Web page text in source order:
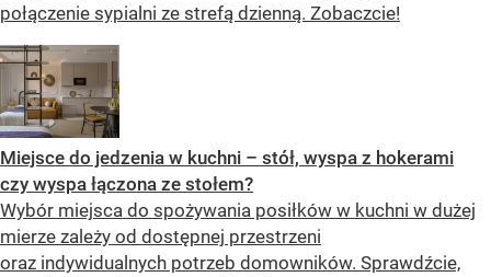
połączenie sypialni ze strefą dzienną. Zobaczcie!
Miejsce do jedzenia w kuchni – stół, wyspa z hokerami
czy wyspa łączona ze stołem?
Wybór miejsca do spożywania posiłków w kuchni w dużej
mierze zależy od dostępnej przestrzeni
oraz indywidualnych potrzeb domowników. Sprawdźcie,